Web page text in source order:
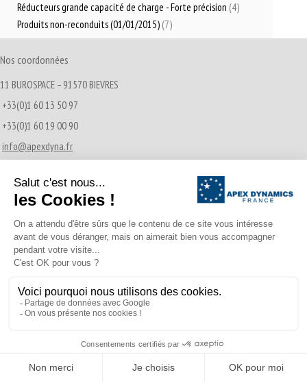
Réducteurs grande capacité de charge - Forte précision (4)
Produits non-reconduits (01/01/2015) (7)
Nos coordonnées
11 BUROSPACE – 91570 BIEVRES
+33(0)1 60 13 50 97
+33(0)1 60 19 00 90
info@apexdyna.fr
Actualités récentes
21/12/2016
A propos d’Apex Dynamics France
02/04/2015
© APEX DYNAMICS 2026 - Tous droits réservés
Translate »